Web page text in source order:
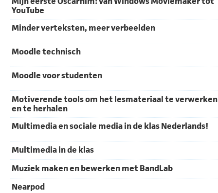
YouTube
Minder verteksten, meer verbeelden
Moodle technisch
Moodle voor studenten
Motiverende tools om het lesmateriaal te verwerken
en te herhalen
Multimedia en sociale media in de klas Nederlands!
Multimedia in de klas
Muziek maken en bewerken met BandLab
Nearpod